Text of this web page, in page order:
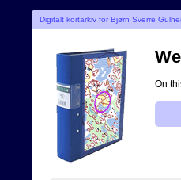
Digitalt kortarkiv for Bjørn Sverre
On